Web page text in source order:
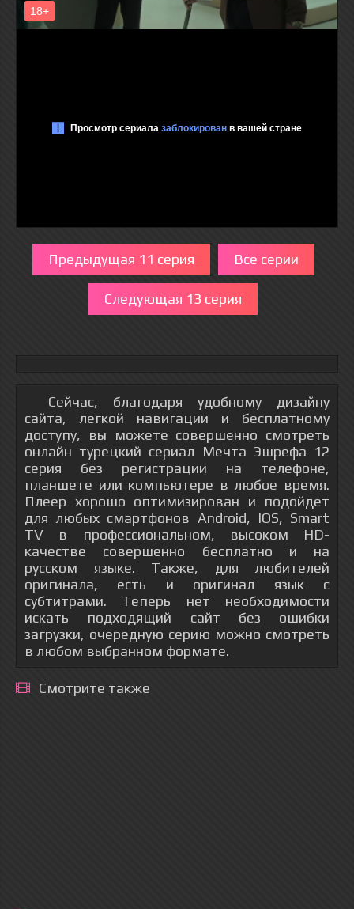
Предыдущая 11 серия Все серии
Следующая 13 серия
Сейчас, благодаря удобному дизайну
сайта, легкой навигации и бесплатному
доступу, вы можете совершенно смотреть
онлайн турецкий сериал Мечта Эшрефа 12
серия без регистрации на телефоне,
планшете или компьютере в любое время.
Плеер хорошо оптимизирован и подойдет
для любых смартфонов Android, IOS, Smart
TV в профессиональном, высоком HD-
качестве совершенно бесплатно и на
русском языке. Также, для любителей
оригинала, есть и оригинал язык с
субтитрами. Теперь нет необходимости
искать подходящий сайт без ошибки
загрузки, очередную серию можно смотреть
в любом выбранном формате.
Смотрите также